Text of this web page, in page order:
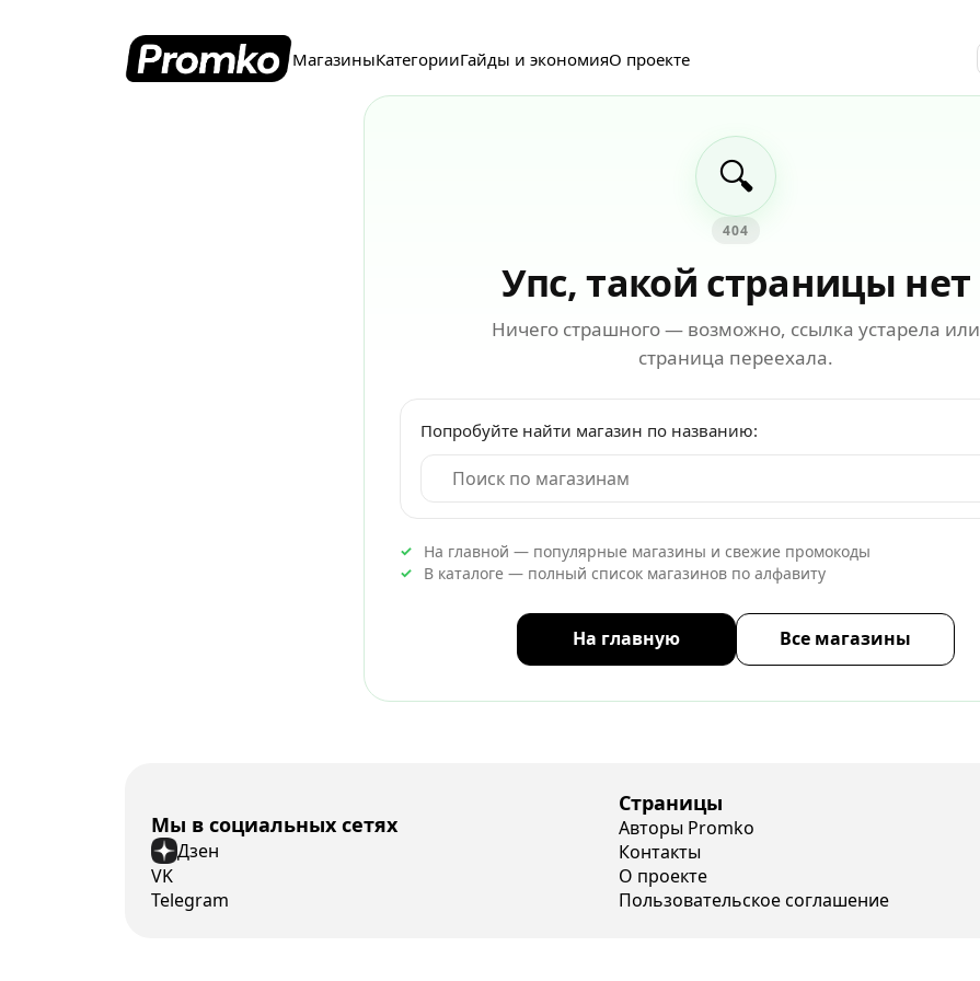
МагазиныКатегорииГайды и экономияО проекте
🔍
404
Упс, такой страницы нет
Ничего страшного — возможно, ссылка устарела или
страница переехала.
Попробуйте найти магазин по названию:
На главной — популярные магазины и свежие промокоды
В каталоге — полный список магазинов по алфавиту
На главную Все магазины
Мы в социальных сетях
Дзен
VK
Telegram
Страницы
Авторы Promko
Контакты
О проекте
Пользовательское соглашение